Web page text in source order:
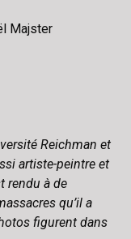
Majster
Reichman et
artiste-peintre et
rendu à de
qu’il a
figurent dans